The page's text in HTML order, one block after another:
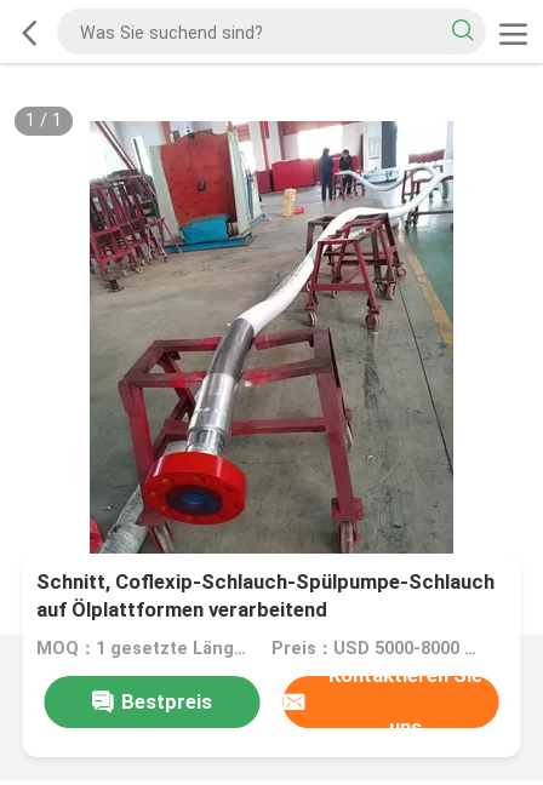
1 / 1
Schnitt, Coflexip-Schlauch-Spülpumpe-Schlauch
auf Ölplattformen verarbeitend
MOQ：1 gesetzte Länge 10m Preis：USD 5000-8000 per set
Bestpreis
Kontaktieren Sie
uns